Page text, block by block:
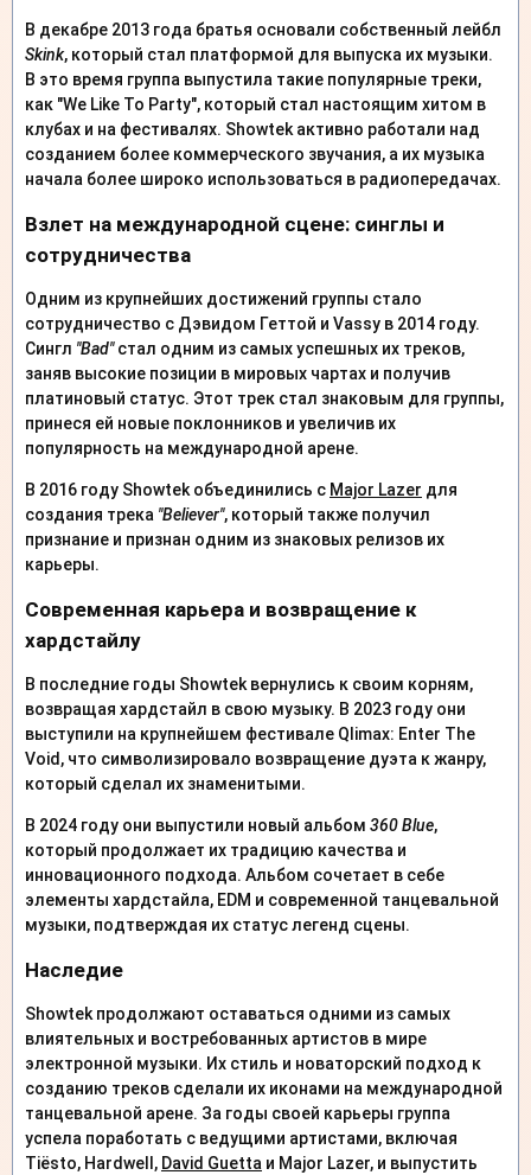
В декабре 2013 года братья основали собственный лейбл
Skink, который стал платформой для выпуска их музыки.
В это время группа выпустила такие популярные треки,
как "We Like To Party", который стал настоящим хитом в
клубах и на фестивалях. Showtek активно работали над
созданием более коммерческого звучания, а их музыка
начала более широко использоваться в радиопередачах.
Взлет на международной сцене: синглы и
сотрудничества
Одним из крупнейших достижений группы стало
сотрудничество с Дэвидом Геттой и Vassy в 2014 году.
Сингл "Bad"стал одним из самых успешных их треков,
заняв высокие позиции в мировых чартах и получив
платиновый статус. Этот трек стал знаковым для группы,
принеся ей новые поклонников и увеличив их
популярность на международной арене.
В 2016 году Showtek объединились с Major Lazer для
создания трека "Believer", который также получил
признание и признан одним из знаковых релизов их
карьеры.
Современная карьера и возвращение к
хардстайлу
В последние годы Showtek вернулись к своим корням,
возвращая хардстайл в свою музыку. В 2023 году они
выступили на крупнейшем фестивале Qlimax: Enter The
Void, что символизировало возвращение дуэта к жанру,
который сделал их знаменитыми.
В 2024 году они выпустили новый альбом 360 Blue,
который продолжает их традицию качества и
инновационного подхода. Альбом сочетает в себе
элементы хардстайла, EDM и современной танцевальной
музыки, подтверждая их статус легенд сцены.
Наследие
Showtek продолжают оставаться одними из самых
влиятельных и востребованных артистов в мире
электронной музыки. Их стиль и новаторский подход к
созданию треков сделали их иконами на международной
танцевальной арене. За годы своей карьеры группа
успела поработать с ведущими артистами, включая
Tiësto, Hardwell, David Guetta и Major Lazer, и выпустить